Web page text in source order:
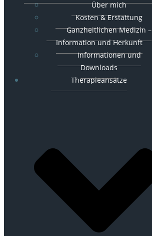
Über mich
Kosten & Erstattung
Ganzheitlichen Medizin –
Information und Herkunft
Informationen und
Downloads
Therapieansätze